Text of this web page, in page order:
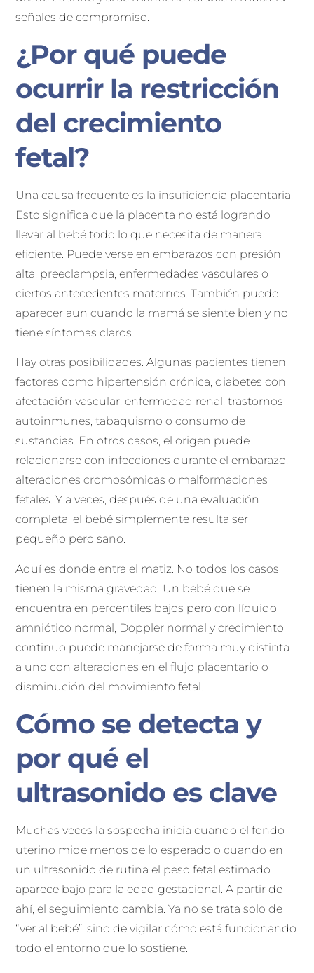
señales de compromiso.
¿Por qué puede
ocurrir la restricción
del crecimiento
fetal?
Una causa frecuente es la insuficiencia placentaria.
Esto significa que la placenta no está logrando
llevar al bebé todo lo que necesita de manera
eficiente. Puede verse en embarazos con presión
alta, preeclampsia, enfermedades vasculares o
ciertos antecedentes maternos. También puede
aparecer aun cuando la mamá se siente bien y no
tiene síntomas claros.
Hay otras posibilidades. Algunas pacientes tienen
factores como hipertensión crónica, diabetes con
afectación vascular, enfermedad renal, trastornos
autoinmunes, tabaquismo o consumo de
sustancias. En otros casos, el origen puede
relacionarse con infecciones durante el embarazo,
alteraciones cromosómicas o malformaciones
fetales. Y a veces, después de una evaluación
completa, el bebé simplemente resulta ser
pequeño pero sano.
Aquí es donde entra el matiz. No todos los casos
tienen la misma gravedad. Un bebé que se
encuentra en percentiles bajos pero con líquido
amniótico normal, Doppler normal y crecimiento
continuo puede manejarse de forma muy distinta
a uno con alteraciones en el flujo placentario o
disminución del movimiento fetal.
Cómo se detecta y
por qué el
ultrasonido es clave
Muchas veces la sospecha inicia cuando el fondo
uterino mide menos de lo esperado o cuando en
un ultrasonido de rutina el peso fetal estimado
aparece bajo para la edad gestacional. A partir de
ahí, el seguimiento cambia. Ya no se trata solo de
“ver al bebé”, sino de vigilar cómo está funcionando
todo el entorno que lo sostiene.